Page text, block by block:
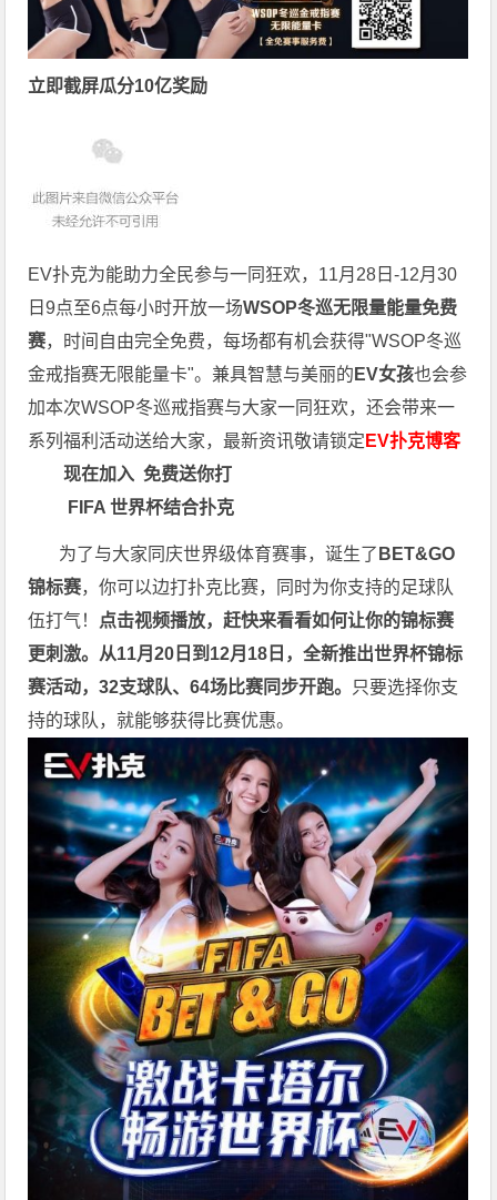
立即截屏瓜分10亿奖励
EV扑克为能助力全民参与一同狂欢，11月28日-12月30
日9点至6点每小时开放一场WSOP冬巡无限量能量免费
赛，时间自由完全免费，每场都有机会获得"WSOP冬巡
金戒指赛无限能量卡"。兼具智慧与美丽的 EV女孩也会参
加本次WSOP冬巡戒指赛与大家一同狂欢，还会带来一
系列福利活动送给大家，最新资讯敬请锁定 EV扑克博客
现在加入免费送你打
FIFA 世界杯结合扑克
为了与大家同庆世界级体育赛事，诞生了 BET&GO
锦标赛，你可以边打扑克比赛，同时为你支持的足球队
伍打气！ 点击视频播放，赶快来看看如何让你的锦标赛
更刺激。 从11月20日到12月18日，全新推出世界杯锦标
赛活动，32支球队、64场比赛同步开跑。 只要选择你支
持的球队，就能够获得比赛优惠。